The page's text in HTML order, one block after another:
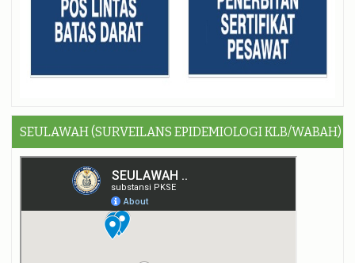
SEULAWAH (SURVEILANS EPIDEMIOLOGI KLB/WABAH)